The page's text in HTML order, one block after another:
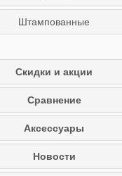
Штампованные
Скидки и акции
Сравнение
Аксессуары
Новости